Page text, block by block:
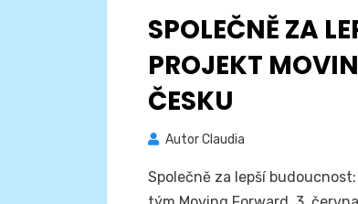
SPOLEČNĚ ZA
PROJEKT
ČESKU
AutorClaudia
Společně za lepší